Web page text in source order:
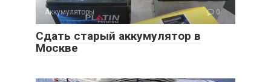
Аккумуляторы 0
Сдать старый аккумулятор в
Москве